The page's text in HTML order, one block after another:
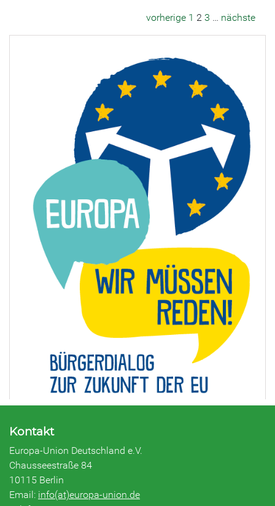
vorherige 1 2 3 … nächste
Kontakt
Europa-Union Deutschland e.V.
Chausseestraße 84
10115 Berlin
Email: info(at)europa-union.de